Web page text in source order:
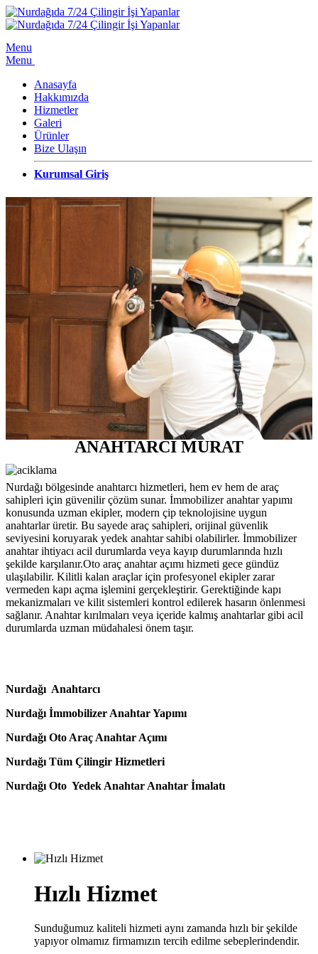
Menu
Menu
Anasayfa
Hakkımızda
Hizmetler
Galeri
Ürünler
Bize Ulaşın
Kurumsal Giriş
ANAHTARCI MURAT
Nurdağı bölgesinde anahtarcı hizmetleri, hem ev hem de araç
sahipleri için güvenilir çözüm sunar. İmmobilizer anahtar yapımı
konusunda uzman ekipler, modern çip teknolojisine uygun
anahtarlar üretir. Bu sayede araç sahipleri, orijinal güvenlik
seviyesini koruyarak yedek anahtar sahibi olabilirler. İmmobilizer
anahtar ihtiyacı acil durumlarda veya kayıp durumlarında hızlı
şekilde karşılanır.Oto araç anahtar açımı hizmeti gece gündüz
ulaşılabilir. Kilitli kalan araçlar için profesyonel ekipler zarar
vermeden kapı açma işlemini gerçekleştirir. Gerektiğinde kapı
mekanizmaları ve kilit sistemleri kontrol edilerek hasarın önlenmesi
sağlanır. Anahtar kırılmaları veya içeride kalmış anahtarlar gibi acil
durumlarda uzman müdahalesi önem taşır.
Nurdağı Anahtarcı
Nurdağı İmmobilizer Anahtar Yapımı
Nurdağı Oto Araç Anahtar Açımı
Nurdağı Tüm Çilingir Hizmetleri
Nurdağı Oto Yedek Anahtar Anahtar İmalatı
Hızlı Hizmet
Sunduğumuz kaliteli hizmeti aynı zamanda hızlı bir şekilde
yapıyor olmamız firmamızın tercih edilme sebeplerindendir.